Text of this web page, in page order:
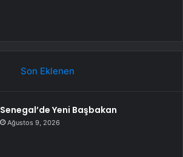
Son Eklenen
Senegal’de Yeni Başbakan
Ağustos 9, 2026